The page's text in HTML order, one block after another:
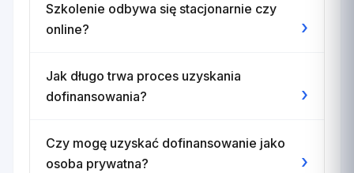
Szkolenie odbywa się stacjonarnie czy
online?
›
Jak długo trwa proces uzyskania
dofinansowania?
›
Czy mogę uzyskać dofinansowanie jako
osoba prywatna?
›